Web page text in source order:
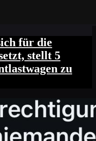
für die
stellt 5
zu